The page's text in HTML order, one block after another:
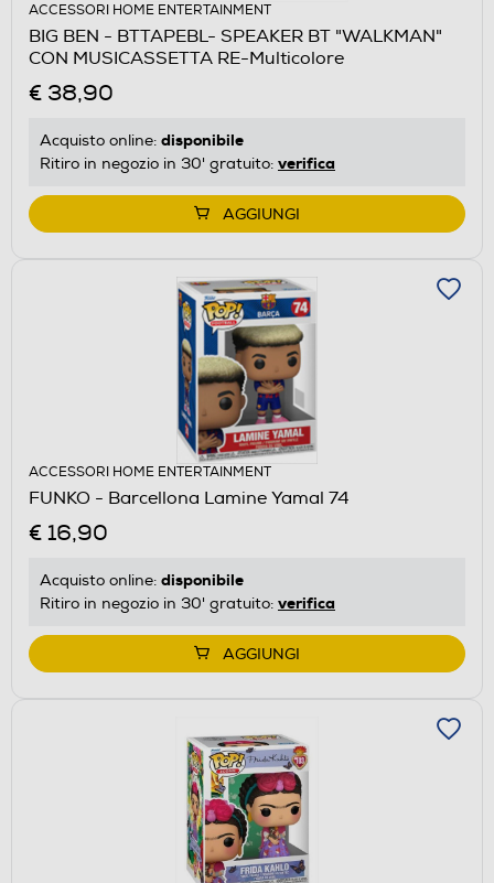
ACCESSORI HOME ENTERTAINMENT
BIG BEN - BTTAPEBL- SPEAKER BT "WALKMAN"
CON MUSICASSETTA RE-Multicolore
€ 38,90
Acquisto online: disponibile
Ritiro in negozio in 30' gratuito: verifica
AGGIUNGI
ACCESSORI HOME ENTERTAINMENT
FUNKO - Barcellona Lamine Yamal 74
€ 16,90
Acquisto online: disponibile
Ritiro in negozio in 30' gratuito: verifica
AGGIUNGI